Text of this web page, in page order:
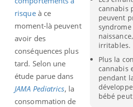
cannabis
peuvent
syndrome
irritables.
Plus la
cannabis
pendant
bébé
risqueà ce
moment-là peuvent
avoir des
conséquences plus
tard. Selon une
étude parue dans
JAMA Pediatrics, la
consommation de